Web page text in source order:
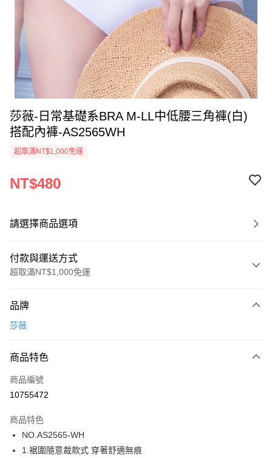
莎薇-日常基礎系BRA M-LL中低腰三角褲(白)
搭配內褲-AS2565WH
超取滿NT$1,000免運
NT$480
請選擇商品選項
付款與運送方式
超取滿NT$1,000免運
信用卡一次付款
LINE Pay
街口支付
運送方式
全家取貨付款
品牌
莎薇
商品特色
商品編號
10755472
商品特色
NO.AS2565-WH
1.裾圍隨意裁款式 穿著舒適無痕